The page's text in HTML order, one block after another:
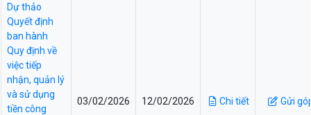
Dự thảo
Quyết định
ban hành
Quy định về
việc tiếp
nhận, quản lý
và sử dụng
tiền công
03/02/2026 12/02/2026 Chi tiết Gửi